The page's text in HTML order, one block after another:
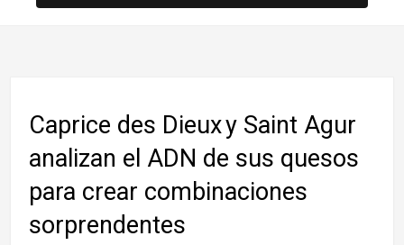
Caprice des Dieux y Saint Agur
analizan el ADN de sus quesos
para crear combinaciones
sorprendentes